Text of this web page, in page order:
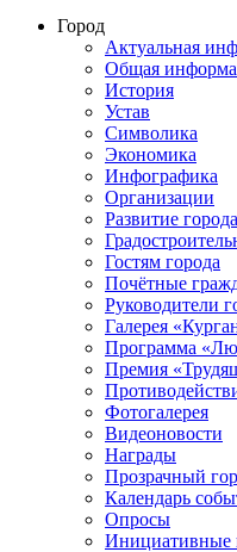
Город
Актуальная
Общая
История
Устав
Символика
Экономика
Инфографика
Организации
Развитие города
Гостям города
Почётные
Руководители
Галерея
Программа
Премия
Фотогалерея
Видеоновости
Награды
Прозрачный
Календарь
Опросы
Инициативные